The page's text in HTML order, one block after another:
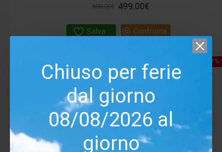
Chiuso per ferie
dal giorno
08/08/2026 al
giorno
499.00€
600.00€
Salva Confronta
-17 %